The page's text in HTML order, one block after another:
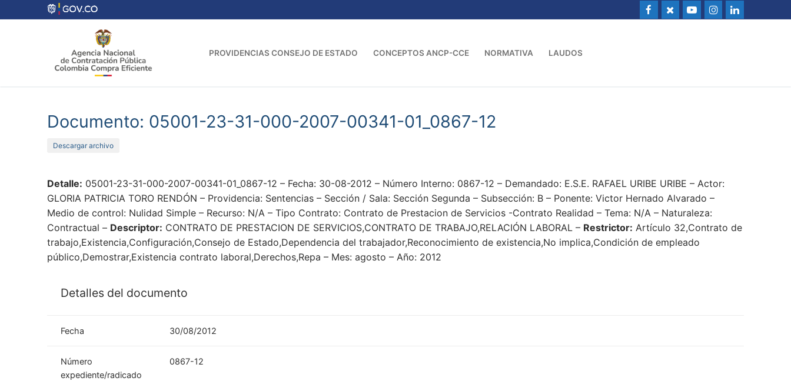
al
PROVIDENCIAS CONSEJO DE ESTADO CONCEPTOS ANCP-CCE NORMATIVA LAUDOS
Documento: 05001-23-31-000-2007-00341-01_0867-12
Descargar archivo
Detalle: 05001-23-31-000-2007-00341-01_0867-12 – Fecha: 30-08-2012 – Número Interno: 0867-12 – Demandado: E.S.E. RAFAEL URIBE URIBE – Actor:
GLORIA PATRICIA TORO RENDÓN – Providencia: Sentencias – Sección / Sala: Sección Segunda – Subsección: B – Ponente: Victor Hernado Alvarado –
Medio de control: Nulidad Simple – Recurso: N/A – Tipo Contrato: Contrato de Prestacion de Servicios -Contrato Realidad – Tema: N/A – Naturaleza:
Contractual – Descriptor: CONTRATO DE PRESTACION DE SERVICIOS,CONTRATO DE TRABAJO,RELACIÓN LABORAL – Restrictor: Artículo 32,Contrato de
trabajo,Existencia,Configuración,Consejo de Estado,Dependencia del trabajador,Reconocimiento de existencia,No implica,Condición de empleado
público,Demostrar,Existencia contrato laboral,Derechos,Repa – Mes: agosto – Año: 2012
Detalles del documento
Fecha 30/08/2012
Número
expediente/radicado
0867-12